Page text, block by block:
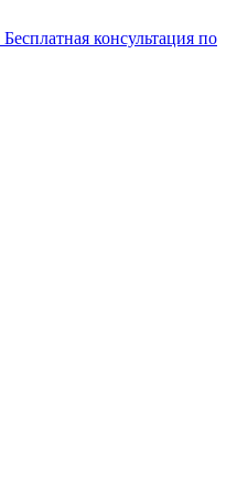
Бесплатная консультация по